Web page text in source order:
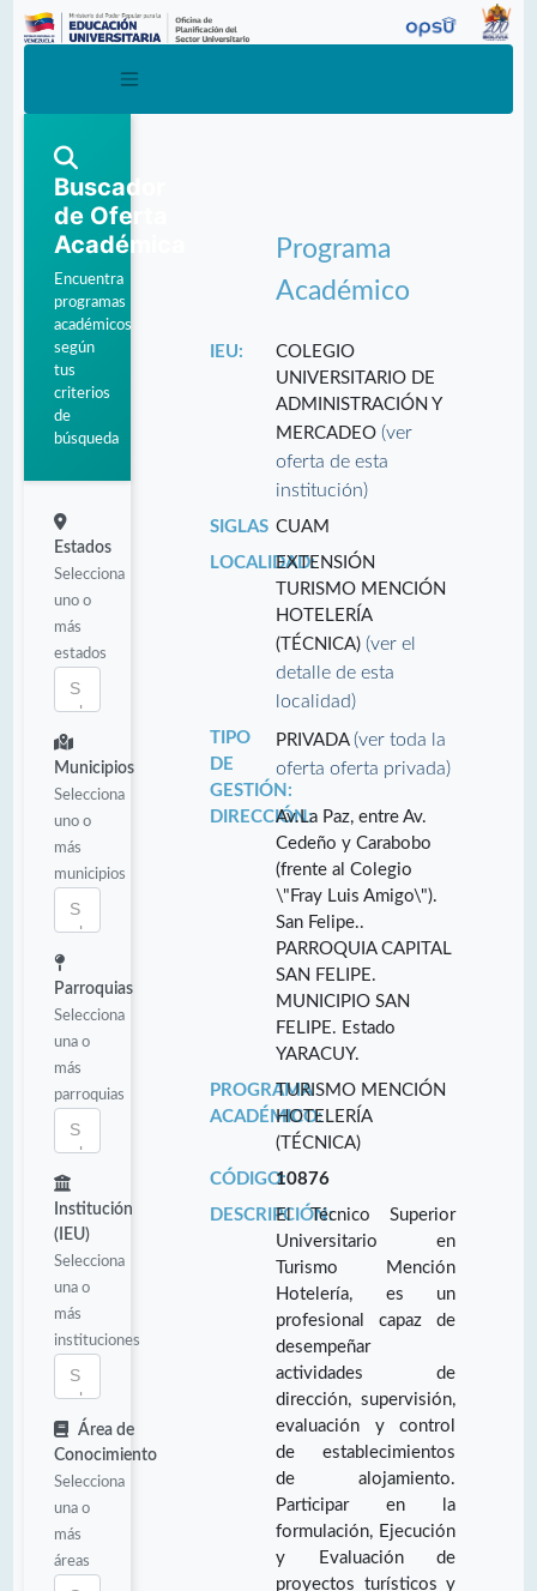
Buscador
de Oferta
Académica
Encuentra
programas
académicos
según
tus
criterios
de
búsqueda
Estados
Selecciona
uno o
más
estados
Municipios
Selecciona
uno o
más
municipios
Parroquias
Selecciona
una o
más
parroquias
Institución
(IEU)
Selecciona
una o
más
instituciones
Área de
Conocimiento
Selecciona
una o
más
áreas
Programa
Académico
IEU:
COLEGIO
UNIVERSITARIO DE
ADMINISTRACIÓN Y
MERCADEO(ver
oferta de esta
institución)
SIGLAS CUAM
LOCALIDAD:EXTENSIÓN
TURISMO MENCIÓN
HOTELERÍA
(TÉCNICA)(ver el
detalle de esta
localidad)
TIPO
DE
GESTIÓN:
PRIVADA(ver toda la
oferta oferta privada)
DIRECCIÓN:Av.La Paz, entre Av.
Cedeño y Carabobo
(frente al Colegio
\"Fray Luis Amigo\").
San Felipe..
PARROQUIA CAPITAL
SAN FELIPE.
MUNICIPIO SAN
FELIPE. Estado
YARACUY.
PROGRAMA
ACADÉMICO:
TURISMO MENCIÓN
HOTELERÍA
(TÉCNICA)
CÓDIGO:10876
DESCRIPCIÓN:El Técnico Superior
Universitario en
Turismo Mención
Hotelería, es un
profesional capaz de
desempeñar
actividades de
dirección, supervisión,
evaluación y control
de establecimientos
de alojamiento.
Participar en la
formulación, Ejecución
y Evaluación de
proyectos turísticos y